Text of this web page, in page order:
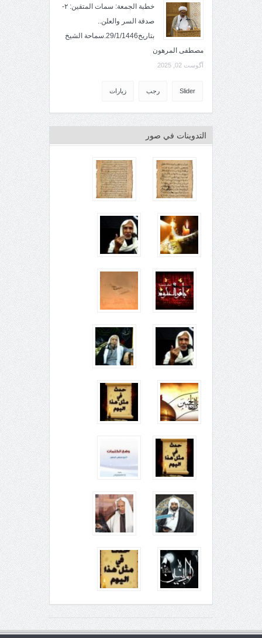
خطبة الجمعة: سمات المتقين: ٢-
صدقة السر والعلن..
بتاريخ29/1/1446.سماحة الشيخ
مصطفى المرهون
آگوست 02, 2025
Slider رجب زيارات
التدوينات في صور